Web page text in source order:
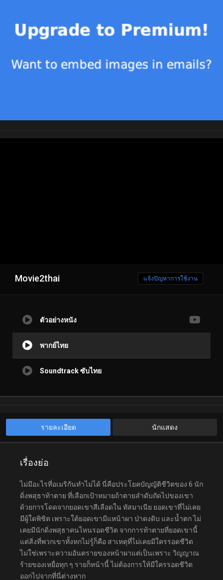
Movie2thai แจ้งปัญหาการใช้งาน
ตัวอย่างหนัง
พากย์ไทย
Soundtrack ซับไทย
รายละเอียด นักแสดง
เรื่องย่อ
ไม่มีอะไรที่อเมริกันทำไม่ได้ นี่คือประโยคบัญญัติชีวิตของ 6 นัก
ดิ่งพสุธาท้าตาย ที่เลือกเป้าหมายถ้าตายลำดับถัดไปของเขา
ด้วยการโดดจากยอดเขาสีเลือดใน ทัสมาเนีย ยอดเขาที่ไม่เคย
มีผู้ใดพิชิต เพราะใต้ยอดเขามีแหน้าผา ป่าดงดิบ และน้ำตก ไม่
เคยมีนักดิ่งพสุธาคนไหนรอดชีวิต จากการท้าตายที่ยอดเขานี้
แต่สิ่งที่พวกเขาทั้งหกไม่รู้ก็คือ สาเหตุที่ไม่เคยมีใครรอดชีวิต
ไม่ใช่เพราะความอันตรายของหน้าผาแต่เป็นเพราะ วิญญาณ
ร้ายของเหยื่อทุก ๆ รายก็หน้านี้ ไม่ต้องการให้มีใครรอดชีวิต
ออกไปจากที่นี่ต่างหาก